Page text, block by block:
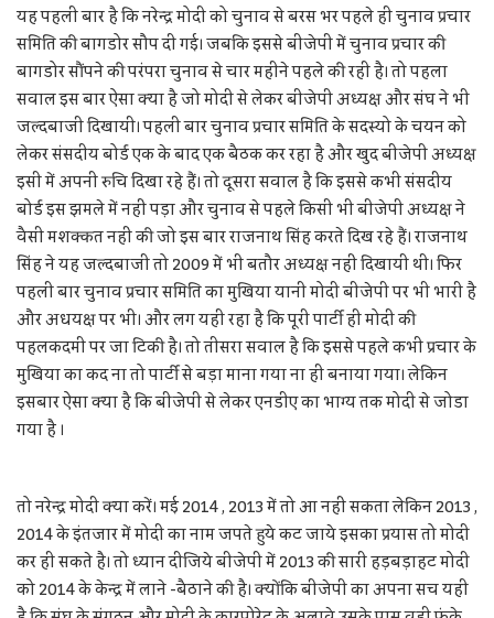
यह पहली बार है कि नरेन्द्र मोदी को चुनाव से बरस भर पहले ही चुनाव प्रचार
समिति की बागडोर सौप दी गई। जबकि इससे बीजेपी में चुनाव प्रचार की
बागडोर सौंपने की परंपरा चुनाव से चार महीने पहले की रही है। तो पहला
सवाल इस बार ऐसा क्या है जो मोदी से लेकर बीजेपी अध्यक्ष और संघ ने भी
जल्दबाजी दिखायी। पहली बार चुनाव प्रचार समिति के सदस्यो के चयन को
लेकर संसदीय बोर्ड एक के बाद एक बैठक कर रहा है और खुद बीजेपी अध्यक्ष
इसी में अपनी रुचि दिखा रहे हैं। तो दूसरा सवाल है कि इससे कभी संसदीय
बोर्ड इस झमले में नहीं पड़ा और चुनाव से पहले किसी भी बीजेपी अध्यक्ष ने
वैसी मशक्कत नहीं की जो इस बार राजनाथ सिंह करते दिख रहे हैं। राजनाथ
सिंह ने यह जल्दबाजी तो 2009 में भी बतौर अध्यक्ष नहीं दिखायी थी। फिर
पहली बार चुनाव प्रचार समिति का मुखिया यानी मोदी बीजेपी पर भी भारी है
और अधयक्ष पर भी। और लग यही रहा है कि पूरी पार्टी ही मोदी की
पहलकदमी पर जा टिकी है। तो तीसरा सवाल है कि इससे पहले कभी प्रचार के
मुखिया का कद ना तो पार्टी से बड़ा माना गया ना ही बनाया गया। लेकिन
इसबार ऐसा क्या है कि बीजेपी से लेकर एनडीए का भाग्य तक मोदी से जोडा
गया है ।
तो नरेन्द्र मोदी क्या करें। मई 2014 , 2013 में तो आ नहीं सकता लेकिन 2013 ,
2014 के इंतजार में मोदी का नाम जपते हुये कट जाये इसका प्रयास तो मोदी
कर ही सकते है। तो ध्यान दीजिये बीजेपी में 2013 की सारी हड़बड़ाहट मोदी
को 2014 के केन्द्र में लाने -बैठाने की है। क्योंकि बीजेपी का अपना सच यही